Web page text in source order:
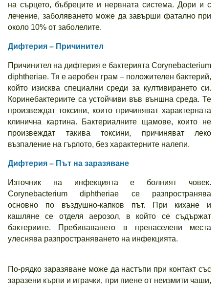
на сърцето, бъбреците и нервната система. Дори и с
лечение, заболяването може да завърши фатално при
около 10% от заболелите.
Дифтерия – Причинител
Причинител на дифтерия е бактерията Corynebacterium
diphtheriae. Тя е аеробен грам – положителен бактерий,
който изисква специални среди за култивирането си.
Коринебактериите са устойчиви във външна среда. Те
произвеждат токсини, които причиняват характерната
клинична картина. Бактериалните щамове, които не
произвеждат такива токсини, причиняват леко
възпаление на гърлото, без характерните налепи.
Дифтерия – Път на заразяване
Източник на инфекцията е болният човек.
Corynebacterium diphtheriae се разпространява
основно по въздушно-капков път. При кихане и
кашляне се отделя аерозол, в който се съдържат
бактериите. Пребиваването в пренаселени места
улеснява разпространяването на инфекцията.
По-рядко заразяване може да настъпи при контакт със
заразени кърпи и играчки, при пиене от неизмити чаши,